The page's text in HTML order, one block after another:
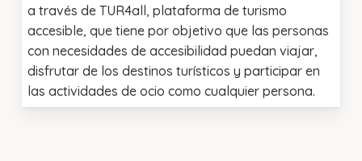
a través de TUR4all, plataforma de turismo
accesible, que tiene por objetivo que las personas
con necesidades de accesibilidad puedan viajar,
disfrutar de los destinos turísticos y participar en
las actividades de ocio como cualquier persona.